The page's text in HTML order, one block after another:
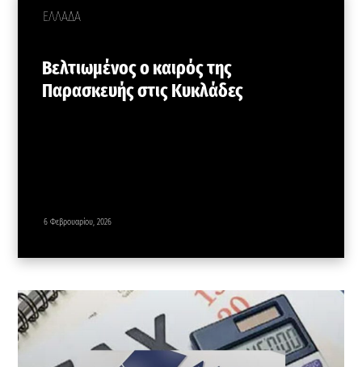
ΕΛΛΑΔΑ
Βελτιωμένος ο καιρός της
Παρασκευής στις Κυκλάδες
6 Φεβρουαρίου, 2026